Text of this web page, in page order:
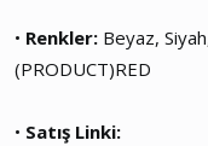
• Renkler: Beyaz,
(PRODUCT)RED
• Satış Linki: